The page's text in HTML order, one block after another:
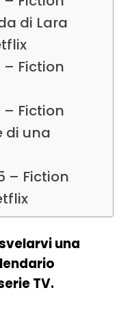
di Lara
– Fiction
– Fiction
di una
– Fiction
una
TV.